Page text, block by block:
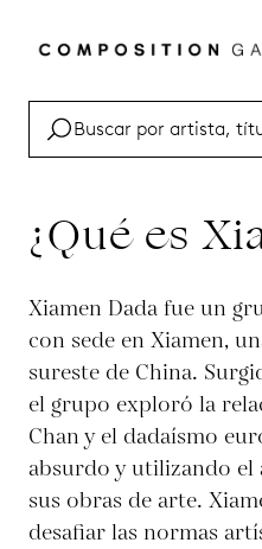
¿Qué es
Xiamen Dada fue un
con sede en Xiamen,
sureste de China.
el grupo exploró la
Chan y el dadaísmo
absurdo y utilizando el
sus obras de arte.
desafiar las normas